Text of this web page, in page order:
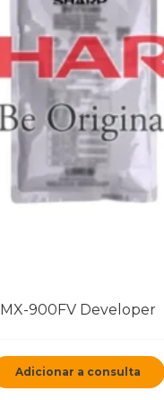
MX-900FV Developer
Adicionar a consulta